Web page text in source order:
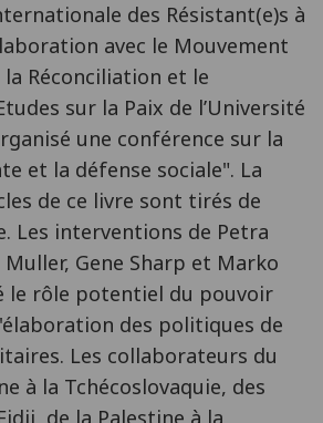
des Résistant(e)s à
avec le Mouvement
Réconciliation et le
sur la Paix de l’Université
une conférence sur la
et la défense sociale". La
de ce livre sont tirés de
Les interventions de Petra
Muller, Gene Sharp et Marko
le rôle potentiel du pouvoir
des politiques de
Les collaborateurs du
à la Tchécoslovaquie, des
de la Palestine à la